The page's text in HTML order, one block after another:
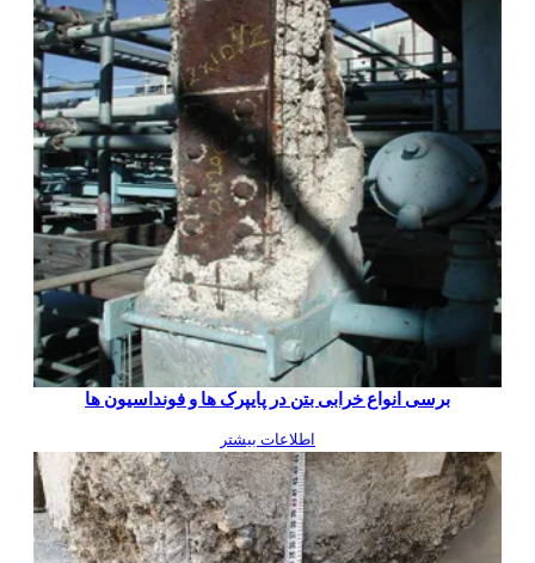
برسی انواع خرابی بتن در پایپرک ها و فونداسیون ها
اطلاعات بیشتر